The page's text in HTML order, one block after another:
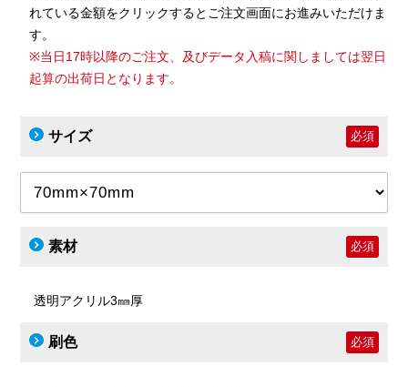
れている金額をクリックするとご注文画面にお進みいただけま
す。
※当日17時以降のご注文、及びデータ入稿に関しましては翌日
起算の出荷日となります。
サイズ 必須
素材 必須
透明アクリル3㎜厚
刷色 必須